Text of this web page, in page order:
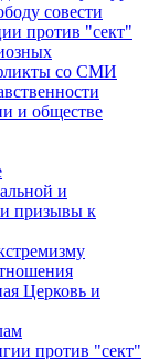
совести
против "сект"
со СМИ
и обществе
и
призывы к
Церковь и
против "сект"